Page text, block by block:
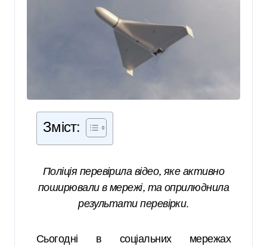
Зміст:
Поліція перевірила відео, яке активно
поширювали в мережі, та оприлюднила
результати перевірки.
Сьогодні в соціальних мережах